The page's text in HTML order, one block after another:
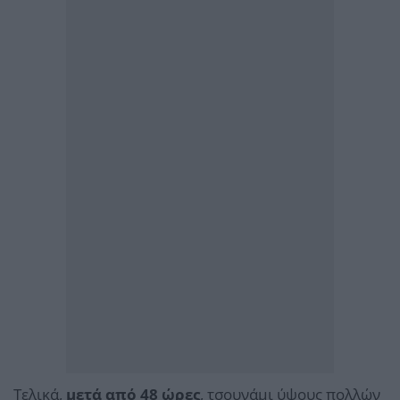
Τελικά, μετά από 48 ώρες, τσουνάμι ύψους πολλών